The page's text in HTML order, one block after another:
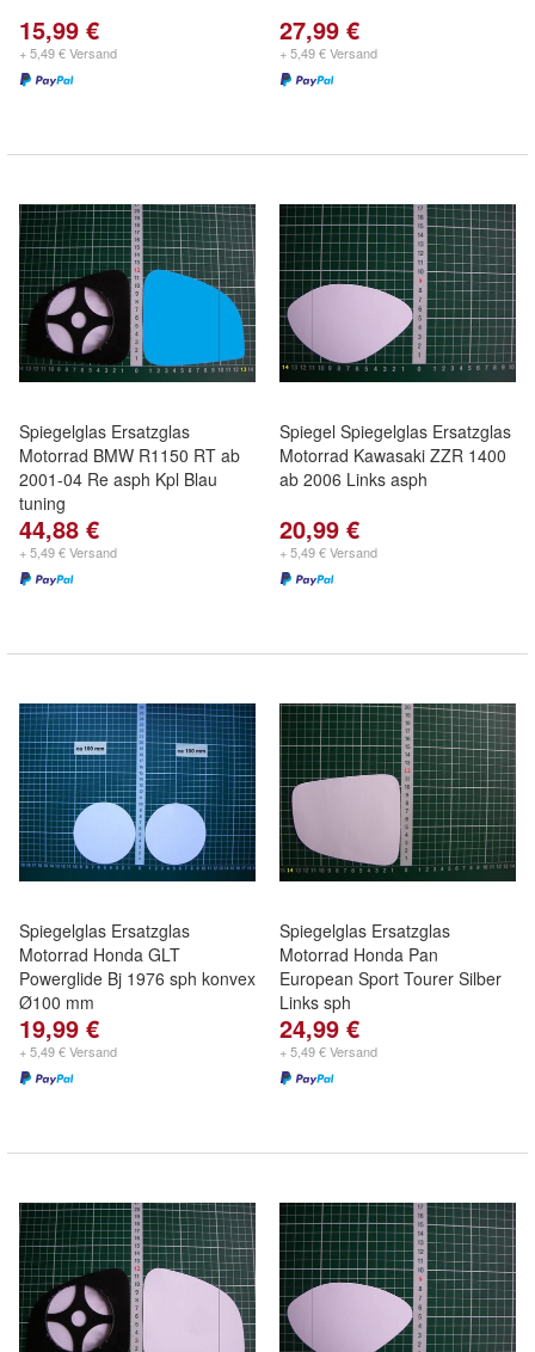
15,99 €
+ 5,49 € Versand
27,99 €
+ 5,49 € Versand
Spiegelglas Ersatzglas
Motorrad BMW R1150 RT ab
2001-04 Re asph Kpl Blau
tuning
44,88 €
+ 5,49 € Versand
Spiegel Spiegelglas Ersatzglas
Motorrad Kawasaki ZZR 1400
ab 2006 Links asph
20,99 €
+ 5,49 € Versand
Spiegelglas Ersatzglas
Motorrad Honda GLT
Powerglide Bj 1976 sph konvex
Ø100 mm
19,99 €
+ 5,49 € Versand
Spiegelglas Ersatzglas
Motorrad Honda Pan
European Sport Tourer Silber
Links sph
24,99 €
+ 5,49 € Versand